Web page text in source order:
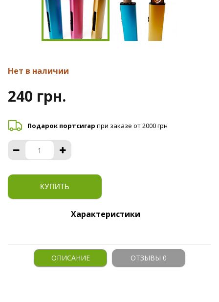
Нет в наличии
240 грн.
Подарок портсигар при заказе от 2000 грн
КУПИТЬ
Характеристики
ОПИСАНИЕ ОТЗЫВЫ 0